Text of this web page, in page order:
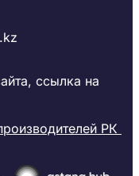
ссылка на
РК